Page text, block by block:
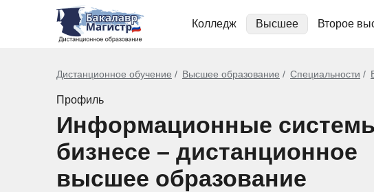
Колледж Высшее Второе
Дистанционное обучение Высшее образование Специальности
Профиль
Информационные
бизнесе – дистанционное
высшее образование